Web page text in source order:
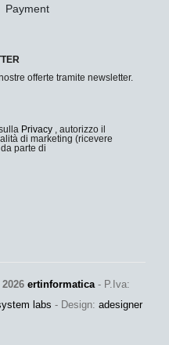
Payment
offerte tramite newsletter.
Privacy , autorizzo il
di marketing (ricevere
parte di
ertinformatica- P.Iva:
labs - Design: adesigner